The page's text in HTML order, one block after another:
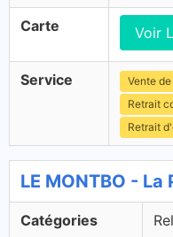
Carte Voir
Service Vente
Retrait
Retrait
LE MONTBO -
Catégories